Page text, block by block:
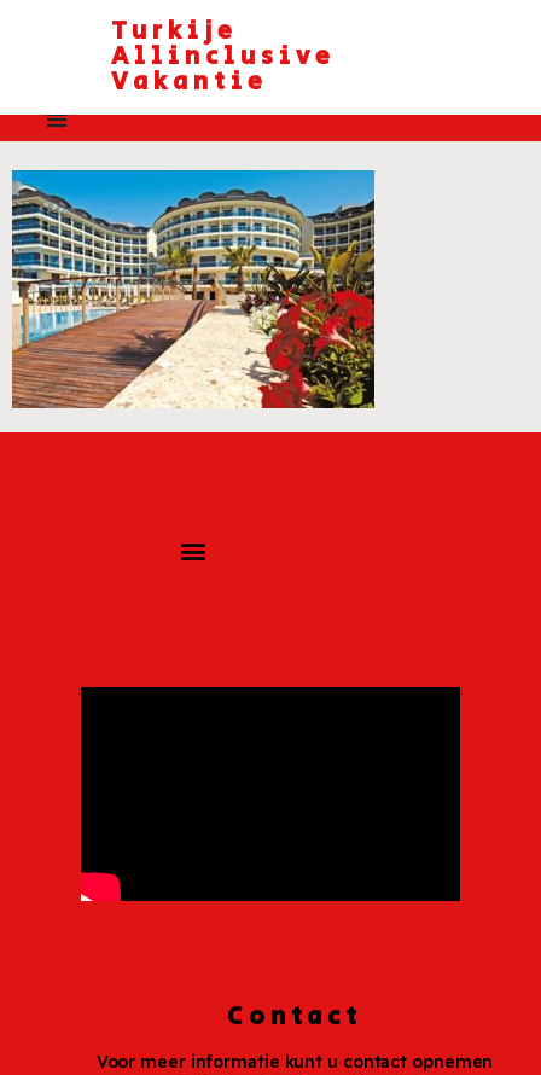
Turkije
Allinclusive
Vakantie
Contact
Voor meer informatie kunt u contact opnemen